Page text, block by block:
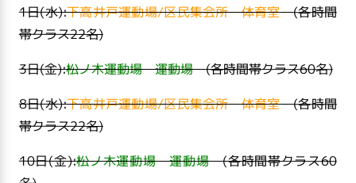
1日(水):下高井戸運動場/区民集会所 体育室 (各時間
帯クラス22名)
3日(金):松ノ木運動場 運動場(各時間帯クラス60名)
8日(水):下高井戸運動場/区民集会所 体育室 (各時間
帯クラス22名)
10日(金):松ノ木運動場 運動場(各時間帯クラス60